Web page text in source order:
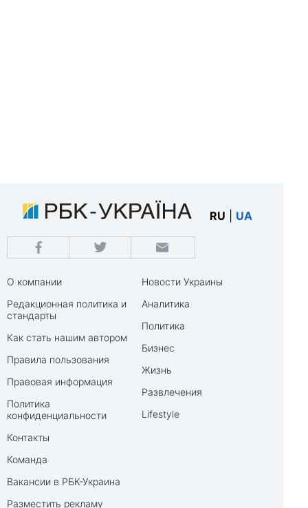
RU UA
О компании
Редакционная политика и
стандарты
Как стать нашим автором
Правила пользования
Правовая информация
Политика
конфиденциальности
Контакты
Команда
Вакансии в РБК-Украина
Разместить рекламу
Новости Украины
Аналитика
Политика
Бизнес
Жизнь
Развлечения
Lifestyle